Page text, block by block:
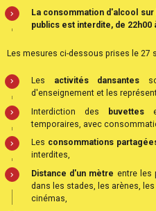
La consommation d'alcool
publics est interdite, de 22h00
Les mesures ci-dessous prises le 27
Les activités dansantes
d'enseignement et les
Interdiction des
buvetteset
temporaires, avec
Les consommations
interdites,
Distance d'un mètre entre les
dans les stades, les arènes,
cinémas,